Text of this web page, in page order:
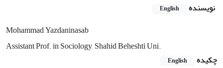
نویسنده English
Mohammad Yazdaninasab
Assistant Prof. in Sociology, Shahid Beheshti Uni.
چکیده
English